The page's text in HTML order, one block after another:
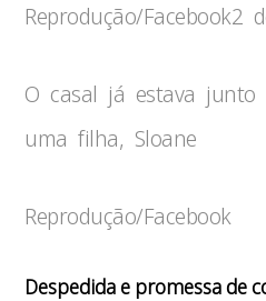
Reprodução/Facebook2
O casal já estava
uma filha, Sloane
Reprodução/Facebook
Despedida e promessa de